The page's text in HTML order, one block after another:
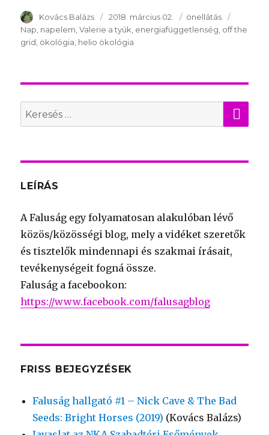
Szerző
Kovács Balázs Publikálva
2018. március 02. Témakör
önellátás
Nap napelem Valerie a tyúk energiafüggetlenség off the
grid ökológia helio ökológia
Search
for:
LEÍRÁS
A Faluság egy folyamatosan alakulóban lévő
közös/közösségi blog, mely a vidéket szeretők
és tisztelők mindennapi és szakmai írásait,
tevékenységeit fogná össze.
Faluság a facebookon:
https://www.facebook.com/falusagblog
FRISS BEJEGYZÉSEK
Faluság hallgató #1 – Nick Cave & The Bad
Seeds: Bright Horses (2019) (Kovács Balázs)